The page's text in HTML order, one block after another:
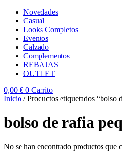
Novedades
Casual
Looks Completos
Eventos
Calzado
Complementos
REBAJAS
OUTLET
0,00 € 0 Carrito
Inicio / Productos etiquetados “bolso
bolso de rafia
No se han encontrado productos que